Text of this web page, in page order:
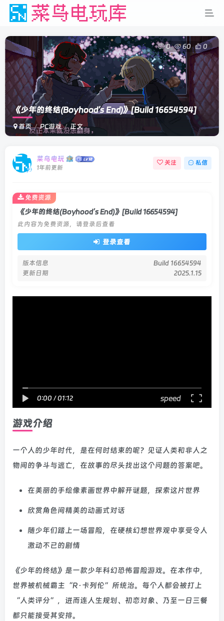
《少年的终结(Boyhood’s End)》[Build 16654594]
首页 PC游戏 正文
0 60 0
菜鸟电玩
1年前更新
关注 私信
《少年的终结(Boyhood’s End)》[Build 16654594]
此内容为免费资源，请登录后查看
登录查看
版本信息
Build 16654594
更新日期
2025.1.15
免费资源
0:00 /01:12 speed
游戏介绍
一个人的少年时代，是在何时结束的呢？见证人类和非人之
物间的争斗与逃亡，在故事的尽头找出这个问题的答案吧。
在美丽的手绘像素画世界中解开谜题，探索这片世界
欣赏角色间精美的动画式对话
随少年们踏上一场冒险，在硬核幻想世界观中享受令人
激动不已的剧情
《少年的终结》是一款少年科幻恐怖冒险游戏。在本作中，
世界被机械霸主“R·卡列伦”所统治。每个人都会被打上
“人类评分”，进而连人生规划、初恋对象、乃至一日三餐
都只能接受其安排。
扫码登录
使用其它方式登录或